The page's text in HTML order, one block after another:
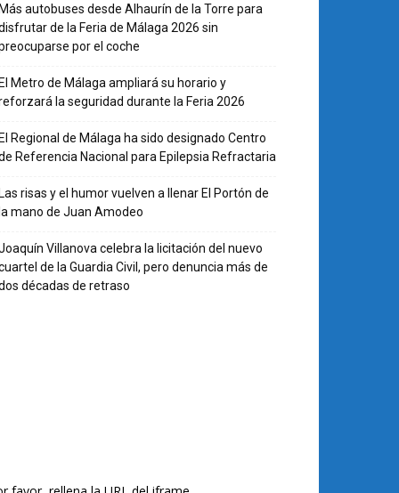
autobuses desde Alhaurín de la Torre para
de la Feria de Málaga 2026 sin
por el coche
Metro de Málaga ampliará su horario y
la seguridad durante la Feria 2026
Regional de Málaga ha sido designado Centro
Referencia Nacional para Epilepsia Refractaria
risas y el humor vuelven a llenar El Portón de
mano de Juan Amodeo
Villanova celebra la licitación del nuevo
de la Guardia Civil, pero denuncia más de
décadas de retraso